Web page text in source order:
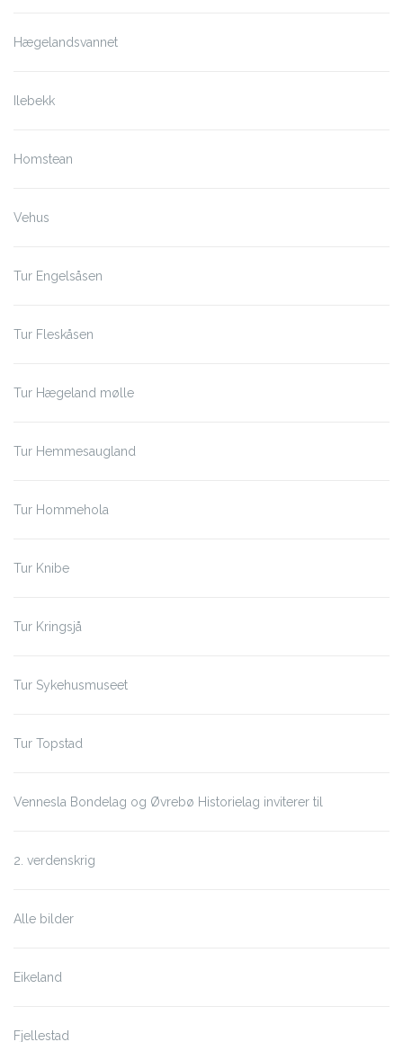
Hægelandsvannet
Ilebekk
Homstean
Vehus
Tur Engelsåsen
Tur Fleskåsen
Tur Hægeland mølle
Tur Hemmesaugland
Tur Hommehola
Tur Knibe
Tur Kringsjå
Tur Sykehusmuseet
Tur Topstad
Vennesla Bondelag og Øvrebø Historielag inviterer til
2. verdenskrig
Alle bilder
Eikeland
Fjellestad